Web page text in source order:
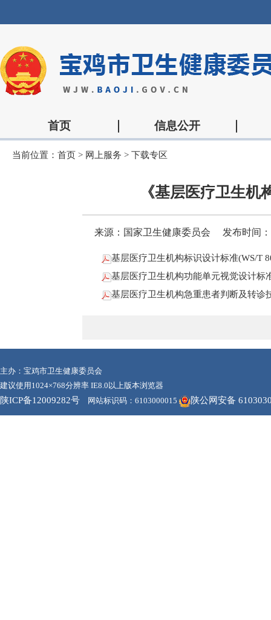
首页 信息公开
当前位置： 首页 > 网上服务 > 下载专区
《基层医疗卫生
来源：国家卫生健康委员会 发布时间
基层医疗卫生机构标识设计标准(WS/T
基层医疗卫生机构功能单元视觉设计标
基层医疗卫生机构急重患者判断及转诊
主办：宝鸡市卫生健康委员会
建议使用1024×768分辨率 IE8.0以上版本浏览器
陕ICP备12009282号 网站标识码：6103000015 陕公网安备